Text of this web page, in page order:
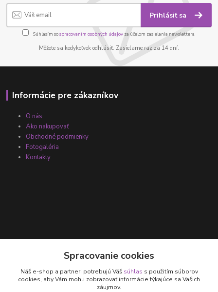
Prihlásiť sa
Súhlasím sospracovaním osobných údajov za účelom zasielania newslettera.
Môžete sa kedykoľvek odhlásiť. Zasielame raz za 14 dní.
Informácie pre zákazníkov
O nás
Ako nakupovať
Obchodné podmienky
Fotogaléria
Kontakty
+421 905 531 251
Spracovanie cookies
Náš e-shop a partneri potrebujú Váš súhlas s použitím súborov
cookies, aby Vám mohli zobrazovať informácie týkajúce sa Vašich
záujmov.